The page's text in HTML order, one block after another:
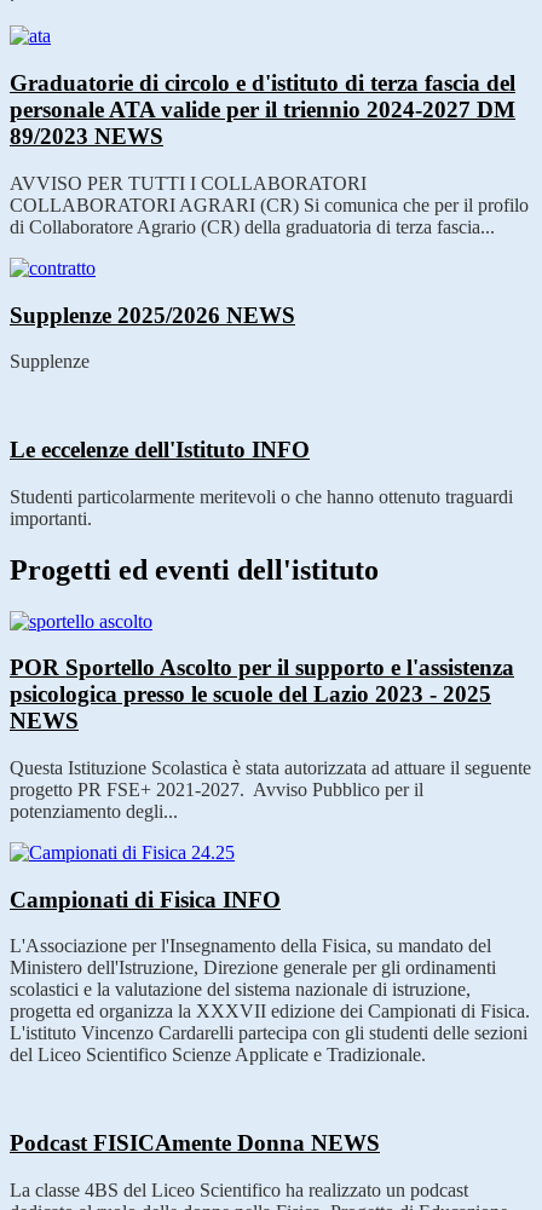
Graduatorie di circolo e d'istituto di terza fascia del
personale ATA valide per il triennio 2024-2027 DM
89/2023 NEWS
AVVISO PER TUTTI I COLLABORATORI
COLLABORATORI AGRARI (CR) Si comunica che per il profilo
di Collaboratore Agrario (CR) della graduatoria di terza fascia...
Supplenze 2025/2026 NEWS
Supplenze
Le eccelenze dell'Istituto INFO
Studenti particolarmente meritevoli o che hanno ottenuto traguardi
importanti.
Progetti ed eventi dell'istituto
POR Sportello Ascolto per il supporto e l'assistenza
psicologica presso le scuole del Lazio 2023 - 2025
NEWS
Questa Istituzione Scolastica è stata autorizzata ad attuare il seguente
progetto PR FSE+ 2021-2027. Avviso Pubblico per il
potenziamento degli...
Campionati di Fisica INFO
L'Associazione per l'Insegnamento della Fisica, su mandato del
Ministero dell'Istruzione, Direzione generale per gli ordinamenti
scolastici e la valutazione del sistema nazionale di istruzione,
progetta ed organizza la XXXVII edizione dei Campionati di Fisica.
L'istituto Vincenzo Cardarelli partecipa con gli studenti delle sezioni
del Liceo Scientifico Scienze Applicate e Tradizionale.
Podcast FISICAmente Donna NEWS
La classe 4BS del Liceo Scientifico ha realizzato un podcast